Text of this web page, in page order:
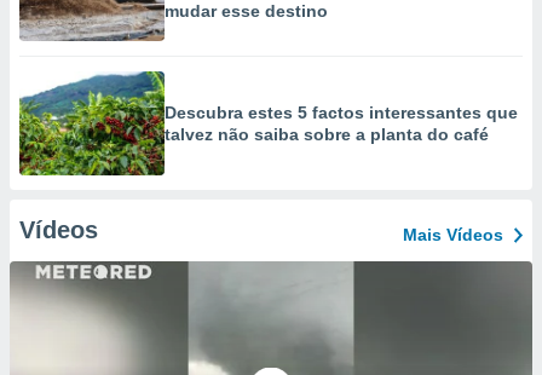
mudar esse destino
Descubra estes 5 factos interessantes que
talvez não saiba sobre a planta do café
Vídeos Mais Vídeos